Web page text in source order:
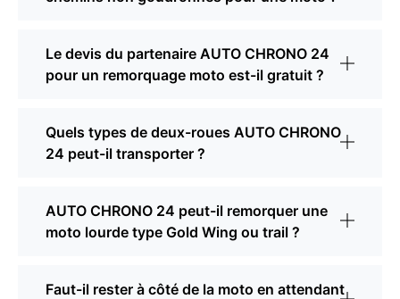
Le devis du partenaire AUTO CHRONO 24
pour un remorquage moto est-il gratuit ?
Quels types de deux-roues AUTO CHRONO
24 peut-il transporter ?
AUTO CHRONO 24 peut-il remorquer une
moto lourde type Gold Wing ou trail ?
Faut-il rester à côté de la moto en attendant